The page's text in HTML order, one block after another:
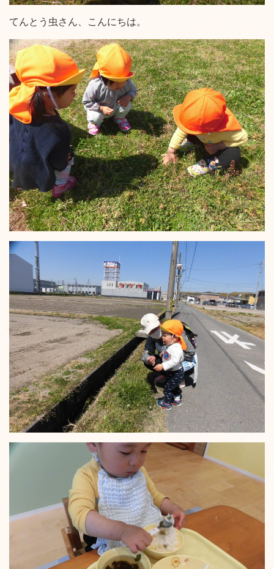
てんとう虫さん、こんにちは。